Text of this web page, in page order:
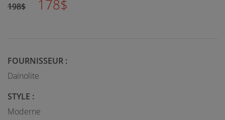
198$
178$
FOURNISSEUR :
Dainolite
STYLE :
Moderne